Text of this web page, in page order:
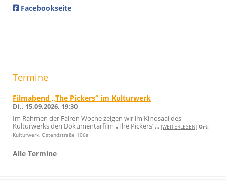
Facebookseite
Termine
Filmabend „The Pickers“ im Kulturwerk
Di., 15.09.2026, 19:30
Im Rahmen der Fairen Woche zeigen wir im Kinosaal des
Kulturwerks den Dokumentarfilm „The Pickers“... [WEITERLESEN] Ort:
Kulturwerk, Ostendstraße 106a
Alle Termine